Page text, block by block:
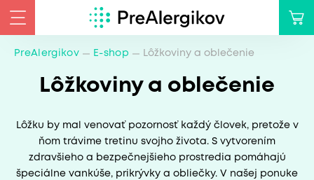
PreAlergikov E-shop Lôžkoviny a oblečenie
Lôžkoviny a oblečenie
Lôžku by mal venovať pozornosť každý človek, pretože v
ňom trávime tretinu svojho života. S vytvorením
zdravšieho a bezpečnejšieho prostredia pomáhajú
špeciálne vankúše, prikrývky a obliečky. V našej ponuke